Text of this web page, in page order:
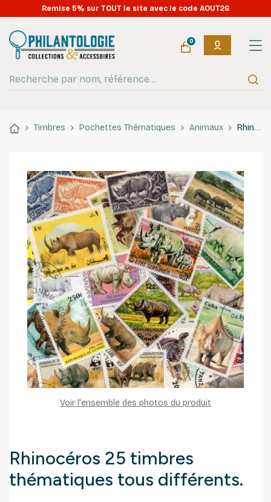
Remise 5% sur TOUT le site avec le code AOUT26
OUVERT tout l'été : expéditions en continu pendant les vacances
!
0
Timbres Pochettes Thématiques Animaux Rhinocéros 25 timbres thématiques tous différents.
Voir l'ensemble des photos du produit
Rhinocéros 25 timbres
thématiques tous différents.